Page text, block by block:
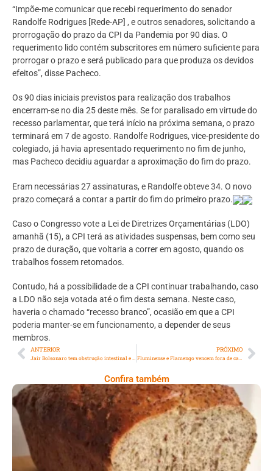
“Impõe-me comunicar que recebi requerimento do senador
Randolfe Rodrigues [Rede-AP] , e outros senadores, solicitando a
prorrogação do prazo da CPI da Pandemia por 90 dias. O
requerimento lido contém subscritores em número suficiente para
prorrogar o prazo e será publicado para que produza os devidos
efeitos”, disse Pacheco.
Os 90 dias iniciais previstos para realização dos trabalhos
encerram-se no dia 25 deste mês. Se for paralisado em virtude do
recesso parlamentar, que terá início na próxima semana, o prazo
terminará em 7 de agosto. Randolfe Rodrigues, vice-presidente do
colegiado, já havia apresentado requerimento no fim de junho,
mas Pacheco decidiu aguardar a aproximação do fim do prazo.
Eram necessárias 27 assinaturas, e Randolfe obteve 34. O novo
prazo começará a contar a partir do fim do primeiro prazo.
Caso o Congresso vote a Lei de Diretrizes Orçamentárias (LDO)
amanhã (15), a CPI terá as atividades suspensas, bem como seu
prazo de duração, que voltaria a correr em agosto, quando os
trabalhos fossem retomados.
Contudo, há a possibilidade de a CPI continuar trabalhando, caso
a LDO não seja votada até o fim desta semana. Neste caso,
haveria o chamado “recesso branco”, ocasião em que a CPI
poderia manter-se em funcionamento, a depender de seus
membros.
ANTERIOR PRÓXIMO
Confira também
Comer Bem: Pão Low Carb